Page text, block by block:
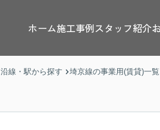
ホーム施工事例スタッフ紹介
沿線・駅から探す 埼京線の事業用(賃貸)一覧